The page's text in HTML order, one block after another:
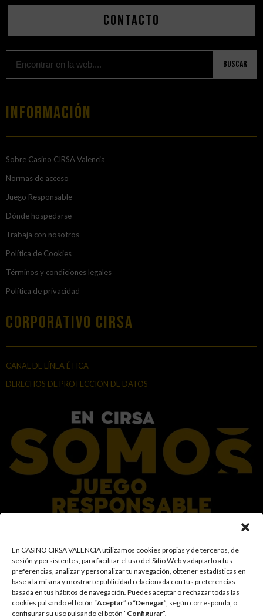
En CASINO CIRSA VALENCIA utilizamos cookies propias y de terceros, de
sesión y persistentes, para facilitar el uso del Sitio Web y adaptarlo a tus
preferencias, analizar y personalizar tu navegación, obtener estadísticas en
base a la misma y mostrarte publicidad relacionada con tus preferencias
basada en tus hábitos de navegación. Puedes aceptar o rechazar todas las
cookies pulsando el botón “Aceptar” o “Denegar”, según corresponda, o
configurar su uso pulsando el botón “Configurar”.
Contacto
Buscar
Información
Sobre Casino CIRSA Valencia
Normas de acceso
Juego Responsable
Dónde hospedarse
Trabaja con nosotros
Política de Cookies
Términos y condiciones legales
Política de privacidad
Corporativo Cirsa
CANAL DE LÍNEA ÉTICA
DERECHOS DE PROTECCIÓN DE DATOS
En el Grupo CIRSA promovemos una actitud responsable hacia el juego,
garantizando un entorno seguro y transparente para nuestros clientes y
facilitamos medidas e información para que el juego sea siempre diversión y
entretenimiento, sin utilizarse como vía para afrontar problemas económicos
o emocionales. El acceso está prohibido a menores de 18 años y a las
personas con acceso restringido conforme a los registros de prohibición y/o
autoexclusión que resulten aplicables. También trabajamos para reforzar una